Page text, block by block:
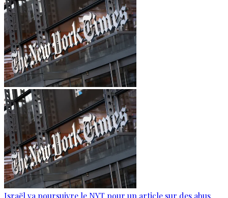
Israël va poursuivre le NYT pour un article sur des abus